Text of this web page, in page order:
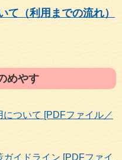
て（利用までの流れ）
めやす
ついて [PDFファイル／
イドライン [PDFファイ